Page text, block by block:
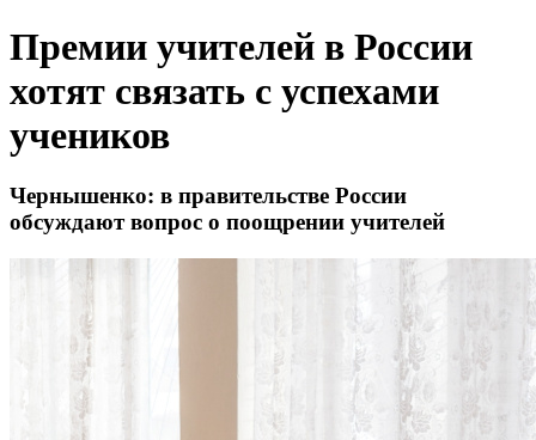
Премии учителей в России
хотят связать с успехами
учеников
Чернышенко: в правительстве России
обсуждают вопрос о поощрении учителей